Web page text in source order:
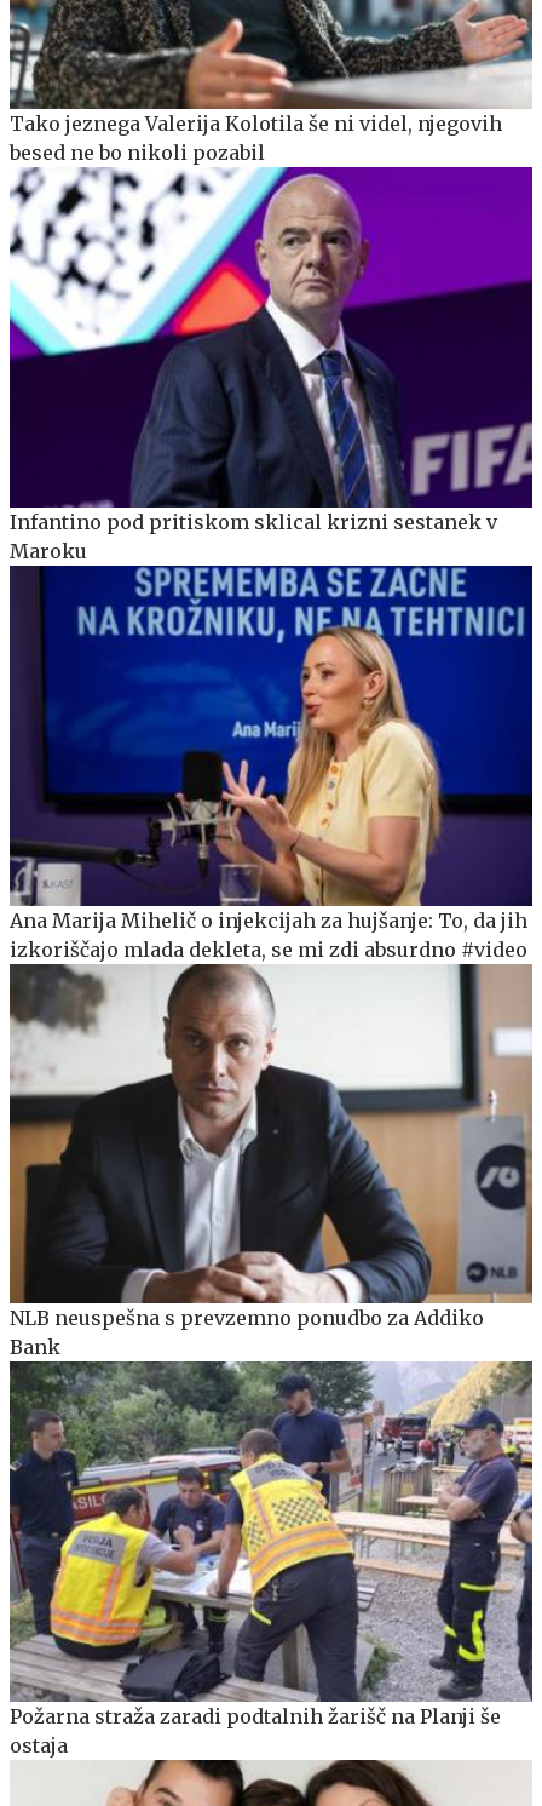
Tako jeznega Valerija Kolotila še ni videl, njegovih
besed ne bo nikoli pozabil
Infantino pod pritiskom sklical krizni sestanek v
Maroku
Ana Marija Mihelič o injekcijah za hujšanje: To, da jih
izkoriščajo mlada dekleta, se mi zdi absurdno #video
NLB neuspešna s prevzemno ponudbo za Addiko
Bank
Požarna straža zaradi podtalnih žarišč na Planji še
ostaja